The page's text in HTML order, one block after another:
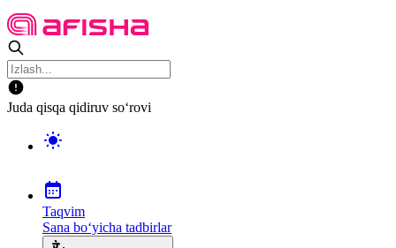
Juda qisqa qidiruv so‘rovi
Taqvim
Sana bo‘yicha tadbirlar